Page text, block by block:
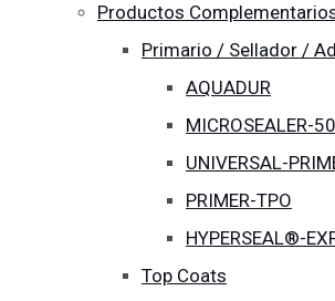
Productos
Primario / Sellador /
AQUADUR
MICROSEALER-50
UNIVERSAL-
PRIMER-TPO
HYPERSEAL®-
Top Coats